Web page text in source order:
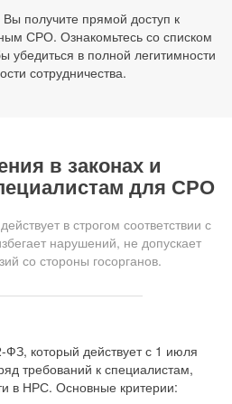
получите прямой доступ к
СРО. Ознакомьтесь со списком
убедиться в полной легитимности
сотрудничества.
в законах и
для СРО
в строгом соответствии с
нарушений, не допускает
со стороны госорганов.
который действует с 1 июля
требований к специалистам,
в НРС. Основные критерии: